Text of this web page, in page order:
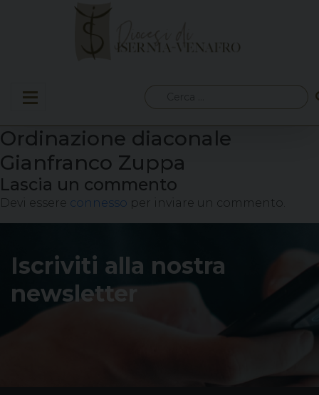
per:
Ordinazione diaconale
Gianfranco Zuppa
Lascia un commento
Devi essere connesso per inviare un commento.
Iscriviti alla nostra
newsletter